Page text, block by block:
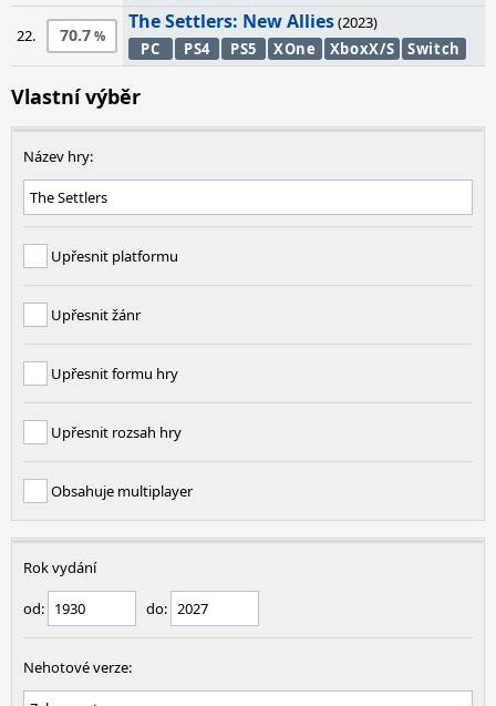
22. 70.7
The Settlers: New Allies(2023)
PC
PS4 PS5 XOne XboxX/S Switch
Vlastní výběr
Název hry:
Upřesnit platformu
Upřesnit žánr
Upřesnit formu hry
Upřesnit rozsah hry
Obsahuje multiplayer
Rok vydání
od: do:
Nehotové verze: